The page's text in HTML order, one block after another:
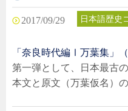
2017/09/29 日本語歴史
「奈良時代編Ⅰ万葉集」
第一弾として、日本最古
本文と原文（万葉仮名）